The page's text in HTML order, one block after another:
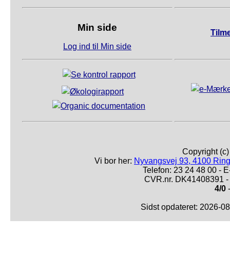
Min side
Log ind til Min side
Copyright
Vi bor her: Nyvangsvej 93, 4100
Telefon: 23 24 48 00 -
CVR.nr. DK41408391
4/0
Sidst opdateret: 2026-